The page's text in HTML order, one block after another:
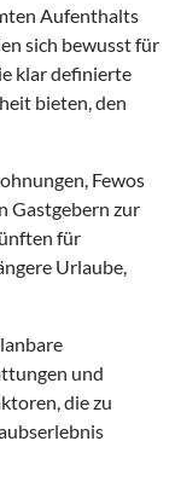
Aufenthalts
sich bewusst für
klar definierte
bieten, den
Fewos
Gastgebern zur
für
Urlaube,
und
die zu